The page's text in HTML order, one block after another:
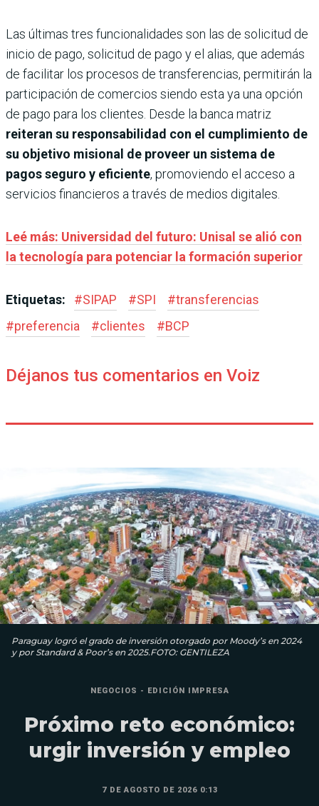
Las últimas tres funcionalidades son las de solicitud de
inicio de pago, solicitud de pago y el alias, que además
de facilitar los procesos de transferencias, permitirán la
participación de comercios siendo esta ya una opción
de pago para los clientes. Desde la banca matriz
reiteran su responsabilidad con el cumplimiento de
su objetivo misional de proveer un sistema de
pagos seguro y eficiente, promoviendo el acceso a
servicios financieros a través de medios digitales.
Leé más: Universidad del futuro: Unisal se alió con
la tecnología para potenciar la formación superior
Etiquetas: #SIPAP #SPI #transferencias
#preferencia #clientes #BCP
Déjanos tus comentarios en Voiz
Paraguay logró el grado de inversión otorgado por Moody’s en 2024
y por Standard & Poor’s en 2025.FOTO: GENTILEZA
NEGOCIOS - EDICIÓN IMPRESA
Próximo reto económico:
urgir inversión y empleo
7 DE AGOSTO DE 2026 0:13